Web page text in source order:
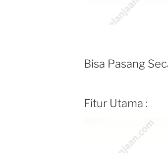
Bisa Pasang
Fitur Utama :